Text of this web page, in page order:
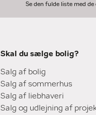
Se den fulde liste med
Skal du sælge bolig?
Salg af bolig
Salg af sommerhus
Salg af liebhaveri
Salg og udlejning af